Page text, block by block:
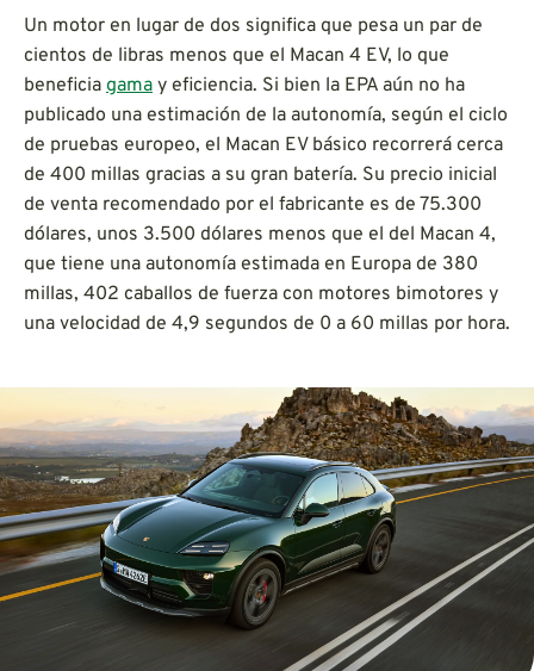
Un motor en lugar de dos significa que pesa un par de
cientos de libras menos que el Macan 4 EV, lo que
beneficia gama y eficiencia. Si bien la EPA aún no ha
publicado una estimación de la autonomía, según el ciclo
de pruebas europeo, el Macan EV básico recorrerá cerca
de 400 millas gracias a su gran batería. Su precio inicial
de venta recomendado por el fabricante es de 75.300
dólares, unos 3.500 dólares menos que el del Macan 4,
que tiene una autonomía estimada en Europa de 380
millas, 402 caballos de fuerza con motores bimotores y
una velocidad de 4,9 segundos de 0 a 60 millas por hora.